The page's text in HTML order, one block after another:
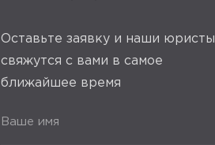
Оставьте заявку и наши юристы
свяжутся с вами в самое
ближайшее время
Ваше имя